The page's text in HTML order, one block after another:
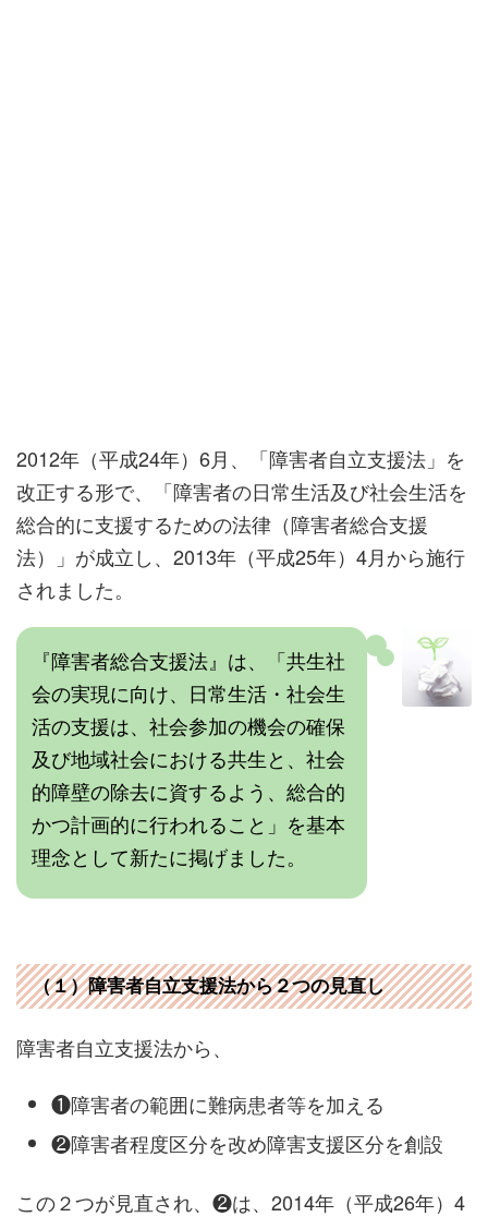
2012年（平成24年）6月、「障害者自立支援法」を
改正する形で、「障害者の日常生活及び社会生活を
総合的に支援するための法律（障害者総合支援
法）」が成立し、2013年（平成25年）4月から施行
されました。
『障害者総合支援法』は、「共生社
会の実現に向け、日常生活・社会生
活の支援は、社会参加の機会の確保
及び地域社会における共生と、社会
的障壁の除去に資するよう、総合的
かつ計画的に行われること」を基本
理念として新たに掲げました。
（１）障害者自立支援法から２つの見直し
障害者自立支援法から、
❶障害者の範囲に難病患者等を加える
❷障害者程度区分を改め障害支援区分を創設
この２つが見直され、❷は、2014年（平成26年）4